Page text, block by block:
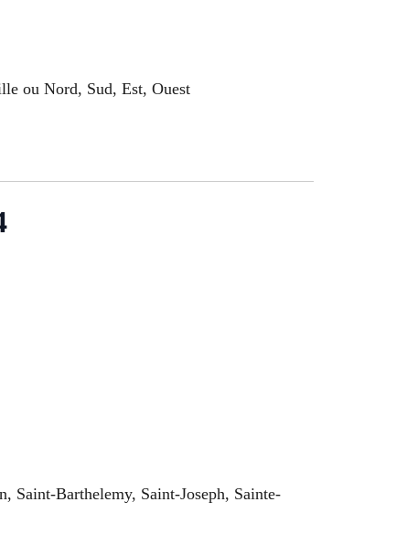
ou Nord, Sud, Est, Ouest
Saint-Barthelemy, Saint-Joseph, Sainte-